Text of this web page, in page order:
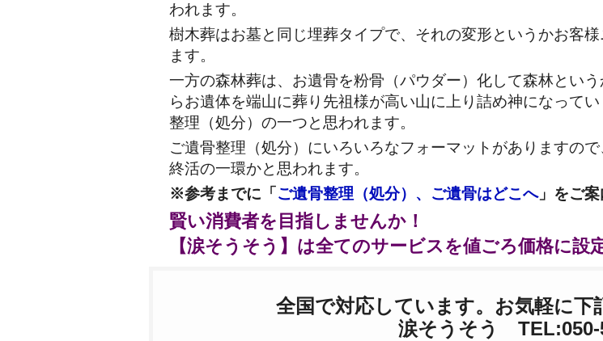
われます。
樹木葬はお墓と同じ埋葬タイプで、それの変形というかお客
ます。
一方の森林葬は、お遺骨を粉骨（パウダー）化して森林とい
らお遺体を端山に葬り先祖様が高い山に上り詰め神になって
整理（処分）の一つと思われます。
ご遺骨整理（処分）にいろいろなフォーマットがありますの
終活の一環かと思われます。
※参考までに「 ご遺骨整理（処分）、ご遺骨はどこへ」をご案
賢い消費者を目指しませんか！
【涙そうそう】は全てのサービスを値ごろ価格に設
全国で対応しています。お気軽に下
涙そうそう TEL:050-